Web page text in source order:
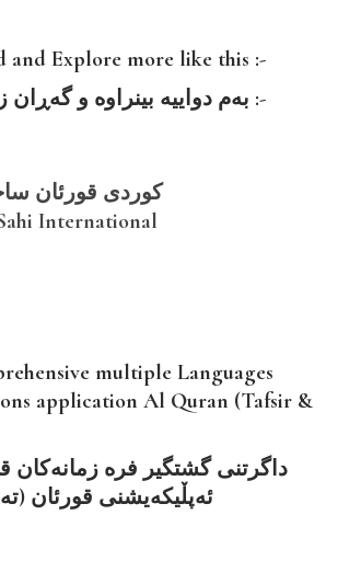
and Explore more like this :-
بەم دواییە بینراوە و گەڕان زیاتر بەم شێوەیە :-
کوردی قورئان
International
multiple Languages
application Al Quran (Tafsir &
داگرتنی گشتگیر فرە زمانەکان
ئەپڵیکەیشنی قورئان